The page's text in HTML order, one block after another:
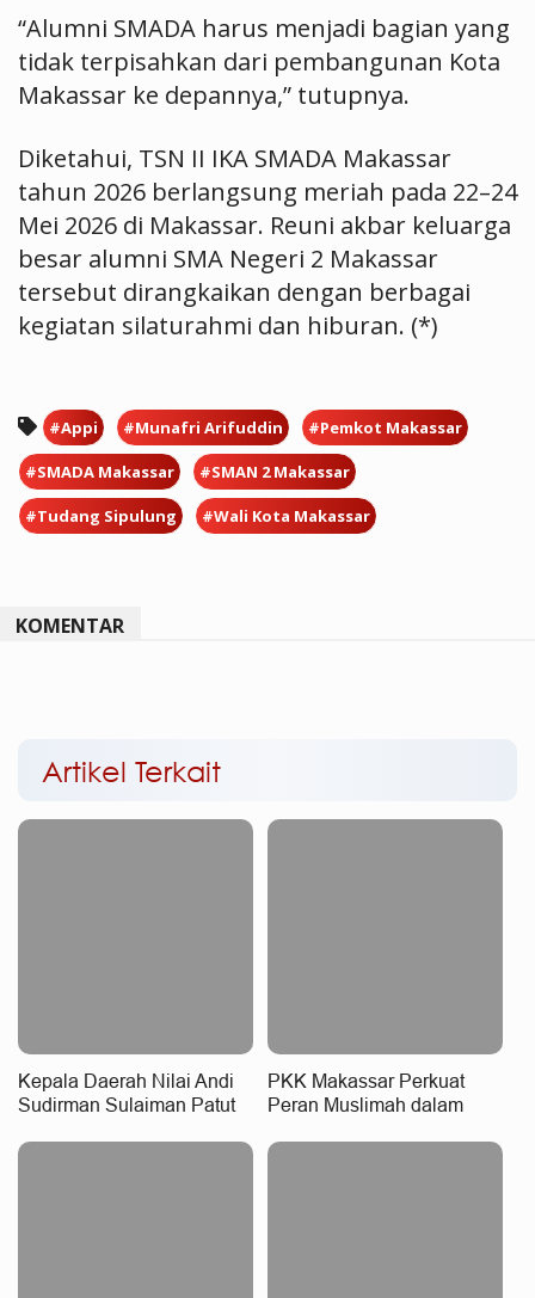
“Alumni SMADA harus menjadi bagian yang
tidak terpisahkan dari pembangunan Kota
Makassar ke depannya,” tutupnya.
Diketahui, TSN II IKA SMADA Makassar
tahun 2026 berlangsung meriah pada 22–24
Mei 2026 di Makassar. Reuni akbar keluarga
besar alumni SMA Negeri 2 Makassar
tersebut dirangkaikan dengan berbagai
kegiatan silaturahmi dan hiburan. (*)
#Appi #Munafri Arifuddin #Pemkot Makassar
#SMADA Makassar #SMAN 2 Makassar
#Tudang Sipulung #Wali Kota Makassar
KOMENTAR
Artikel Terkait
Kepala Daerah Nilai Andi
Sudirman Sulaiman Patut
Nasional, MYP Perkuat
PKK Makassar Perkuat
Peran Muslimah dalam
Tangguh dan Berkarakter